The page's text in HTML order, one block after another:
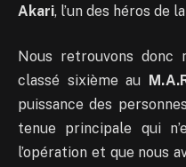
Akari, l’un des héros de
Nous retrouvons donc
classé sixième au
puissance des
tenue principale qui
l’opération et que nous